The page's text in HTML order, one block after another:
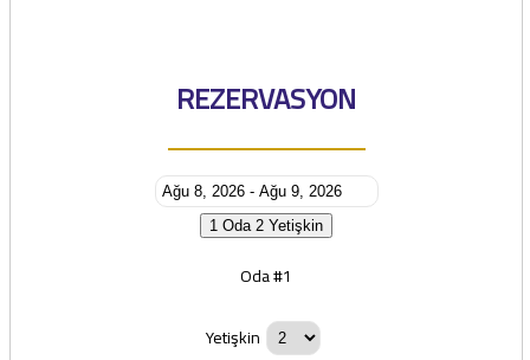
REZERVASYON
1 Oda 2 Yetişkin
Oda #1
Yetişkin